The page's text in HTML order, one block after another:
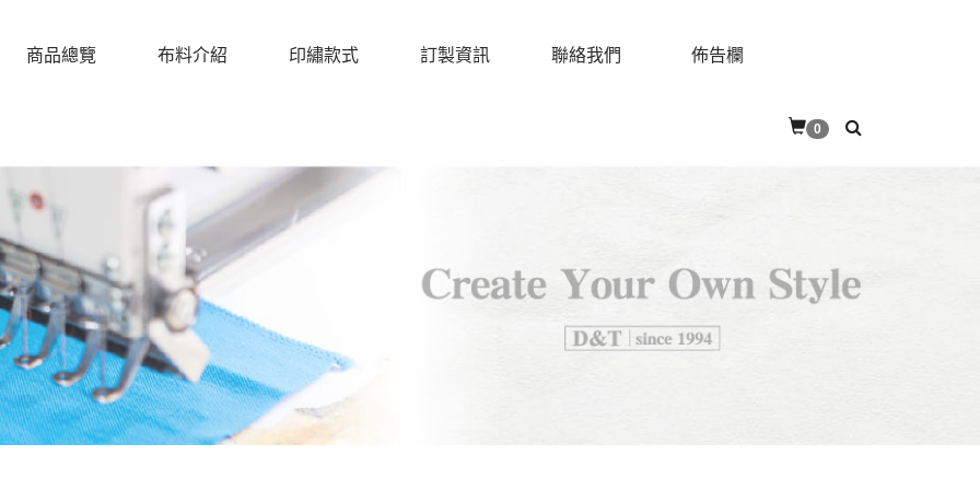
商品總覽 布料介紹 印繡款式 訂製資訊 聯絡我們 佈告欄
0